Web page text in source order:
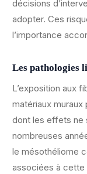
décisions
adopter. Ces
l’importance
Les pathologies
L’exposition aux
matériaux muraux
dont les effets ne
nombreuses
le mésothéliome
associées à cette